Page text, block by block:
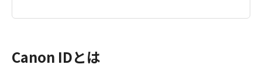
Canon IDとは